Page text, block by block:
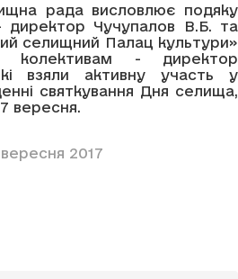
рада висловлює подяку
Чучупалов В.Б. та
селищний Палац культури»
колективам - директор
взяли активну участь у
святкування Дня селища,
вересня.
2017